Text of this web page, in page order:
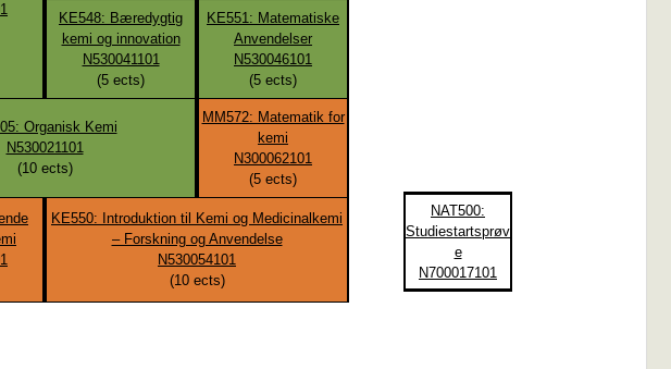
KE548: Bæredygtig
kemi og innovation
N530041101
(5 ects)
KE551: Matematiske
Anvendelser
N530046101
(5 ects)
Organisk Kemi
N530021101
(10ects)
MM572: Matematik for
kemi
N300062101
(5 ects)
KE550: Introduktion til Kemi og Medicinalkemi
– Forskning og Anvendelse
N530054101
(10ects)
NAT500:
Studiestartsprøv
e
N700017101